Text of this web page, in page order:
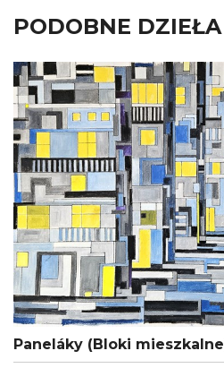
PODOBNE DZIEŁA
Paneláky (Bloki